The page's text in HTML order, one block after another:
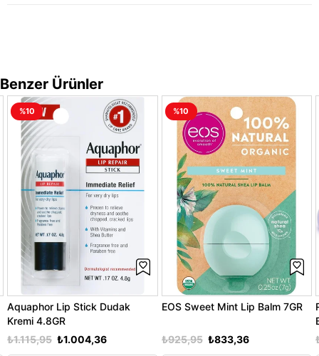
Benzer Ürünler
Aquaphor Lip Stick Dudak
Kremi 4.8GR
₺1.004,36
₺1.115,95
%10
EOS Sweet Mint Lip Balm 7GR
₺833,36
₺925,95
%10